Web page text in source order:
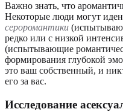
Важно знать, что
Некоторые люди могут
сероромантики
редко или с низкой
(испытывающие
формирования глубокой
это ваш собственный, и
его за вас.
Исследование